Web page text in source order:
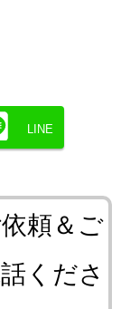
LINE
頼＆ご
くださ